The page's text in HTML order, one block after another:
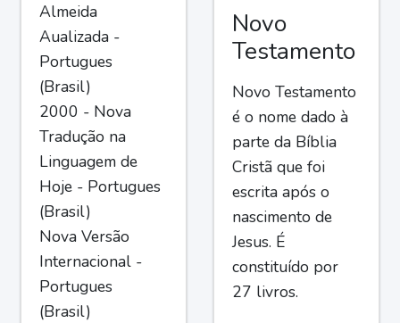
Almeida
Aualizada -
Portugues
(Brasil)
2000 - Nova
Tradução na
Linguagem de
Hoje - Portugues
(Brasil)
Nova Versão
Internacional -
Portugues
(Brasil)
Novo
Testamento
Novo Testamento
é o nome dado à
parte da Bíblia
Cristã que foi
escrita após o
nascimento de
Jesus. É
constituído por
27 livros.